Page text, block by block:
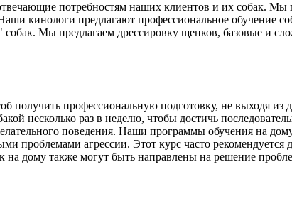
потребностям наших клиентов и их собак.
кинологи предлагают профессиональное обучение
собак. Мы предлагаем дрессировку щенков, базовые и
получить профессиональную подготовку, не выходя
несколько раз в неделю, чтобы достичь
поведения. Наши программы обучения на
проблемами агрессии. Этот курс часто рекомендуется
на дому также могут быть направлены на решение